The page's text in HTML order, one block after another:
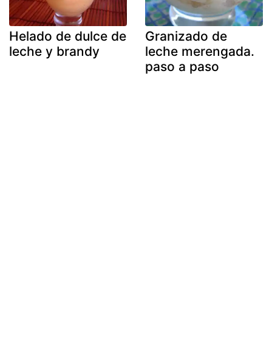
Helado de dulce de
leche y brandy
Granizado de
leche merengada.
paso a paso